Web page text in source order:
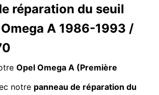
réparation du seuil
A 1986-1993 /
Opel Omega A (Première
notre panneau de réparation du